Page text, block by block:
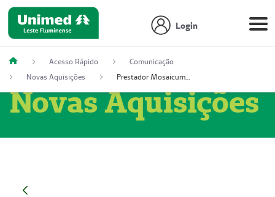
Login
Acesso Rápido
Comunicação
Novas Aquisições
Prestador Mosaicum Espaço Clínico Ltda (51004352-0)
Novas Aquisições